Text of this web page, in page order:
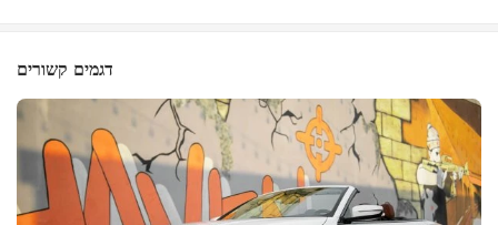
דגמים קשורים